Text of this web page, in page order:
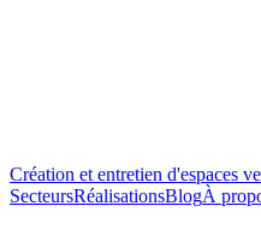
Création et entretien d'espaces
SecteursRéalisationsBlogÀ